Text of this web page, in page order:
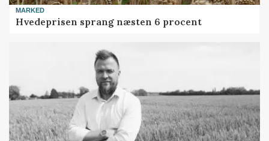
MARKED
Hvedeprisen sprang næsten 6 procent